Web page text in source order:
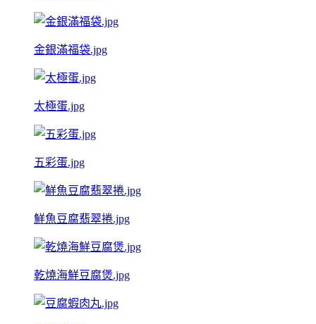
金銀滿福袋.jpg
太極蛋.jpg
五彩蛋.jpg
鮮魚豆腐翡翠捲.jpg
乾燒海鮮豆腐煲.jpg